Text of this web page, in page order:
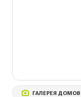
ГАЛЕРЕЯ ДОМОВ